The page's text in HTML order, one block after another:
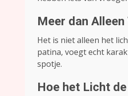
Meer dan
Het is niet alleen het
patina, voegt echt
spotje.
Hoe het Licht